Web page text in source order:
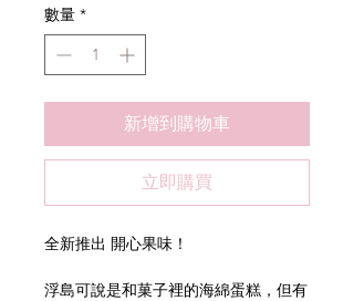
數量 *
新增到購物車
立即購買
全新推出 開心果味！
浮島可說是和菓子裡的海綿蛋糕，但有